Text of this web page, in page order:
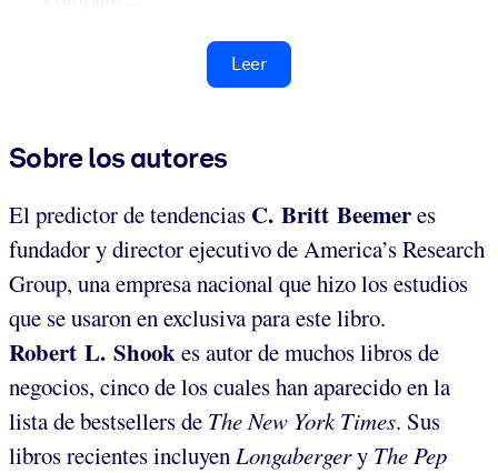
Leer
Sobre los autores
El predictor de tendencias C. Britt Beemeres
fundador y director ejecutivo de America’s Research
Group, una empresa nacional que hizo los estudios
que se usaron en exclusiva para este libro.
Robert L. Shookes autor de muchos libros de
negocios, cinco de los cuales han aparecido en la
lista de bestsellers de TheNew York Times. Sus
libros recientes incluyenLongabergery The Pep